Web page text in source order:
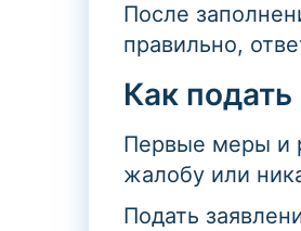
После
правильно,
Как
Первые меры и
жалобу или
Подать